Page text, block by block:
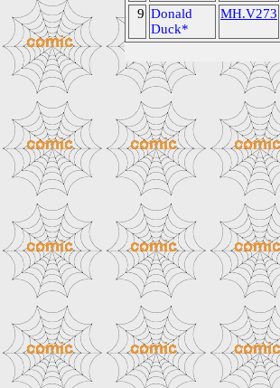
9 Donald
Duck*
MH.V273